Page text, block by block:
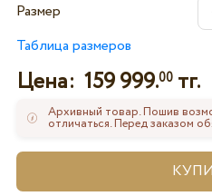
Размер
Таблица размеров
Цена: 159 999.00тг.
Архивный товар. Пошив
отличаться. Перед заказом